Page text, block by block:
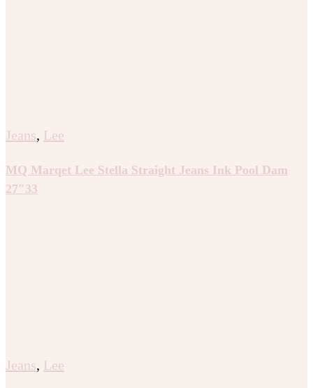
Jeans, Lee
MQ Marqet Lee Stella Straight Jeans Ink Pool Dam
27″33
Jeans, Lee